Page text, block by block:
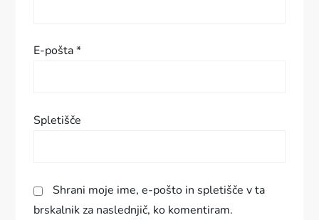
v
a
E-pošta*
Spletišče
Shrani moje ime, e-pošto in spletišče v ta
brskalnik za naslednjič, ko komentiram.